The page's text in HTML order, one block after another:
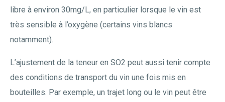
libre à environ 30mg/L, en particulier lorsque le vin est
très sensible à l’oxygène (certains vins blancs
notamment).
L’ajustement de la teneur en SO2 peut aussi tenir compte
des conditions de transport du vin une fois mis en
bouteilles. Par exemple, un trajet long ou le vin peut être